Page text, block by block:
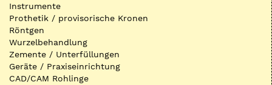
Instrumente
Prothetik / provisorische Kronen
Röntgen
Wurzelbehandlung
Zemente / Unterfüllungen
Geräte / Praxiseinrichtung
CAD/CAM Rohlinge